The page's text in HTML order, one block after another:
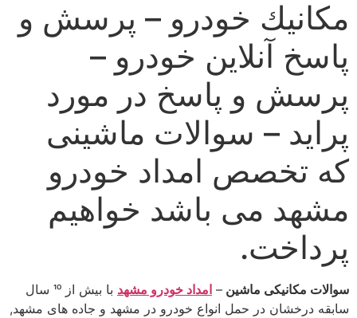
مكانیك خودرو – پرسش و
پاسخ آنلاین خودرو –
پرسش و پاسخ در مورد
پراید – سوالات ماشینی
كه تخصص امداد خودرو
مشهد می باشد خواهیم
پرداخت.
سوالات مكانیكی ماشین – امداد خودرو مشهد
با بیش از 10 سال
سابقه درخشان در حمل انواع خودرو در مشهد و جاده های مشهد,